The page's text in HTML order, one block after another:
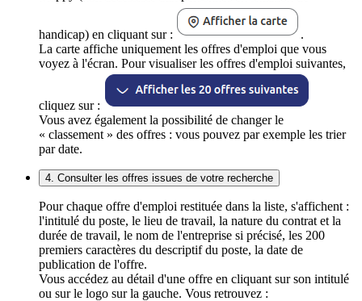
handicap) en cliquant sur :
.
La carte affiche uniquement les offres d'emploi que vous
voyez à l'écran. Pour visualiser les offres d'emploi suivantes,
cliquez sur :
Vous avez également la possibilité de changer le
« classement » des offres : vous pouvez par exemple les trier
par date.
4. Consulter les offres issues de votre recherche
Pour chaque offre d'emploi restituée dans la liste, s'affichent :
l'intitulé du poste, le lieu de travail, la nature du contrat et la
durée de travail, le nom de l'entreprise si précisé, les 200
premiers caractères du descriptif du poste, la date de
publication de l'offre.
Vous accédez au détail d'une offre en cliquant sur son intitulé
ou sur le logo sur la gauche. Vous retrouvez :